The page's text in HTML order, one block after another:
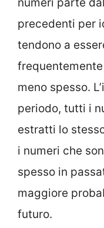
numeri parte
precedenti per
tendono a
meno spesso.
periodo, tutti i
estratti lo
i numeri che
spesso in
maggiore
futuro.